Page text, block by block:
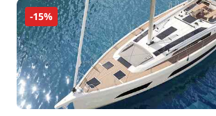
-15%